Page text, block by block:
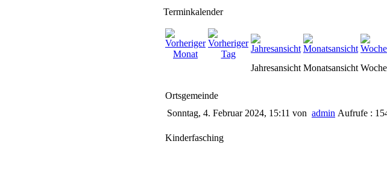
Terminkalender
Jahresansicht Monatsansicht
Ortsgemeinde
Sonntag, 4. Februar 2024, 15:11 von admin Aufrufe :
Kinderfasching